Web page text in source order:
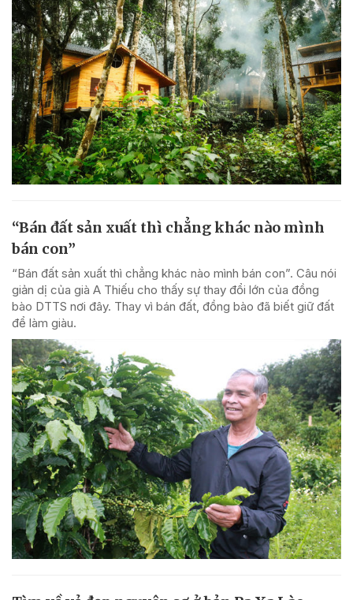
“Bán đất sản xuất thì chẳng khác nào mình
bán con”
“Bán đất sản xuất thì chẳng khác nào mình bán con”. Câu nói
giản dị của già A Thiếu cho thấy sự thay đổi lớn của đồng
bào DTTS nơi đây. Thay vì bán đất, đồng bào đã biết giữ đất
để làm giàu.